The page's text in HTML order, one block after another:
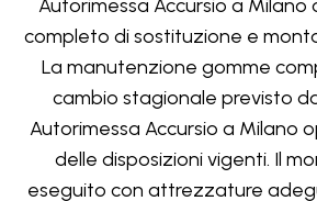
Autorimessa Accursio a Milano
completo di sostituzione e
La manutenzione gomme
cambio stagionale previsto
Autorimessa Accursio a Milano
delle disposizioni vigenti. Il
eseguito con attrezzature